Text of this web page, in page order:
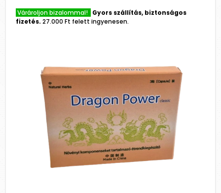
Várároljon bizalommal! Gyors szállítás, biztonságos
fizetés. 27.000 Ft felett ingyenesen.